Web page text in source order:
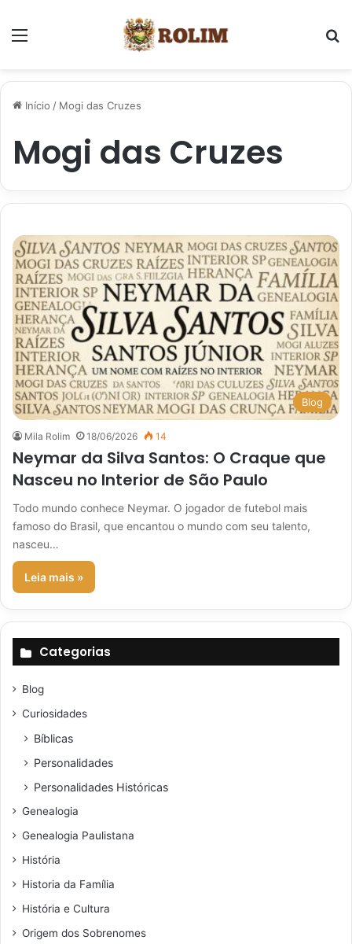
Início / Mogi das Cruzes
Mogi das Cruzes
Blog
Mila Rolim 18/06/2026 14
Neymar da Silva Santos: O Craque que
Nasceu no Interior de São Paulo
Todo mundo conhece Neymar. O jogador de futebol mais
famoso do Brasil, que encantou o mundo com seu talento,
nasceu…
Leia mais »
Categorias
Blog
Curiosidades
Bíblicas
Personalidades
Personalidades Históricas
Genealogia
Genealogia Paulistana
História
Historia da Família
História e Cultura
Origem dos Sobrenomes